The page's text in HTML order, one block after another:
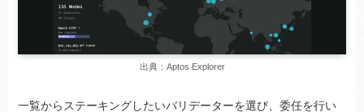
出典：Aptos Explorer
一覧からステーキングしたいバリデーターを選び、委任を行い